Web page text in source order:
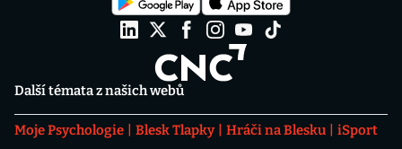
Další témata z našich webů
Moje Psychologie Blesk Tlapky Hráči na Blesku
iSport